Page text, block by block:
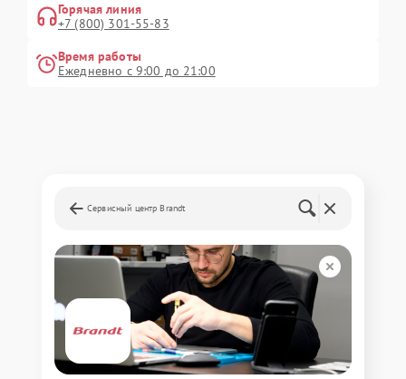
Горячая линия
+7 (800) 301-55-83
Время работы
Ежедневно с 9:00 до 21:00
Сервисный центр Brandt